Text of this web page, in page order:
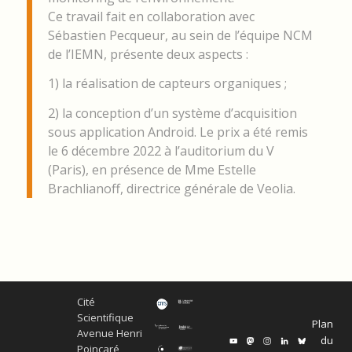
Ce travail fait en collaboration avec
Sébastien Pecqueur, au sein de l’équipe NCM
de l’IEMN, présente deux aspects :
1) la réalisation de capteurs organiques ;
2) la conception d’un système d’acquisition
sous application Android. Le prix a été remis
le 6 décembre 2022 à l’auditorium du V
(Paris), en présence de Mme Estelle
Brachlianoff, directrice générale de Veolia.
Cité
Scientifique
Avenue Henri
Poincaré
Plan
du